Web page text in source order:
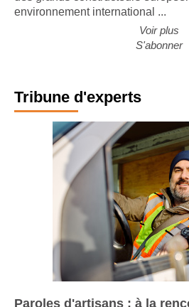
des grands constructeurs
Voir plus
Tribune d'experts